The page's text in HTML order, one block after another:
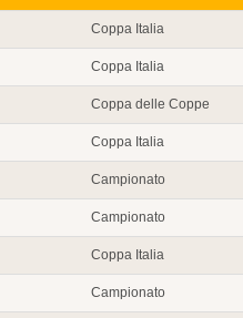
Coppa Italia
Coppa Italia
Coppa delle Coppe
Coppa Italia
Campionato
Campionato
Coppa Italia
Campionato